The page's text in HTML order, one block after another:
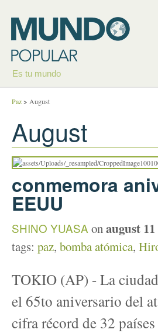
Es tu mundo
Paz> August
August
conmemora
EEUU
SHINO YUASA onaugust 11
tags: paz, bomba atómica,
TOKIO (AP) - La
el 65to aniversario del
cifra récord de 32